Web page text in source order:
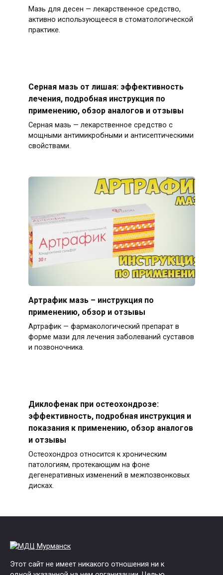
Мазь для десен — лекарственное средство,
активно использующееся в стоматологической
практике.
Серная мазь от лишая: эффективность
лечения, подробная инструкция по
применению, обзор аналогов и отзывы
Серная мазь — лекарственное средство с
мощными антимикробными и антисептическими
свойствами.
Артрафик мазь – инструкция по
применению, обзор и отзывы
Артрафик — фармакологический препарат в
форме мази для лечения заболеваний суставов
и позвоночника.
Диклофенак при остеохондрозе:
эффективность, подробная инструкция и
показания к применению, обзор аналогов
и отзывы
Остеохондроз относится к хроническим
патологиям, протекающим на фоне
дегенеративных изменений в межпозвонковых
дисках.
Этот сайт не имеет никакого отношения ни к